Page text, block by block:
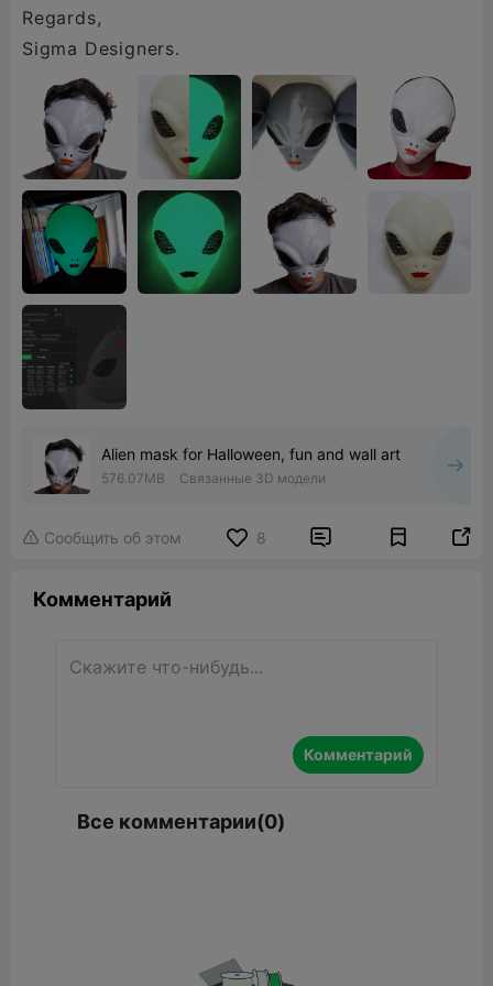
Regards,
Sigma Designers.
Alien mask for Halloween, fun and wall art
576.07MB Связанные 3D модели
 Сообщить об этом 8  
Комментарий
Комментарий
Все комментарии(0)